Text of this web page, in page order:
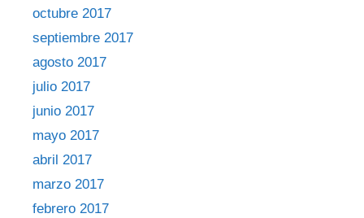
octubre 2017
septiembre 2017
agosto 2017
julio 2017
junio 2017
mayo 2017
abril 2017
marzo 2017
febrero 2017